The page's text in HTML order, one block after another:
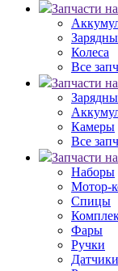
Запчасти
Колеса
Все
Запчасти
Камеры
Все
Запчасти
Наборы
Мотор-
Спицы
Фары
Ручки